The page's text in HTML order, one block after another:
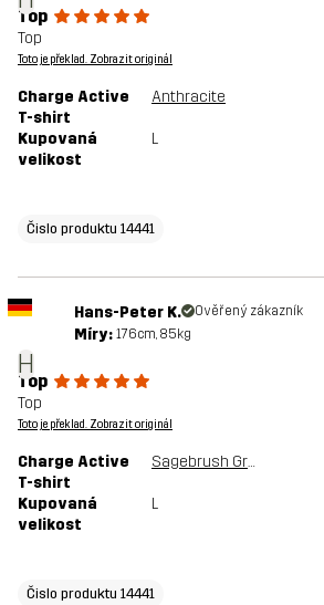
Top
Top
Toto je překlad. Zobrazit originál
Charge Active
T-shirt
Anthracite
Kupovaná
velikost
L
Čislo produktu 14441
H
Hans-Peter K. Ověřený zákazník
Míry: 176cm, 85kg
Top
Top
Toto je překlad. Zobrazit originál
Charge Active
T-shirt
Sagebrush Green
Kupovaná
velikost
L
Čislo produktu 14441